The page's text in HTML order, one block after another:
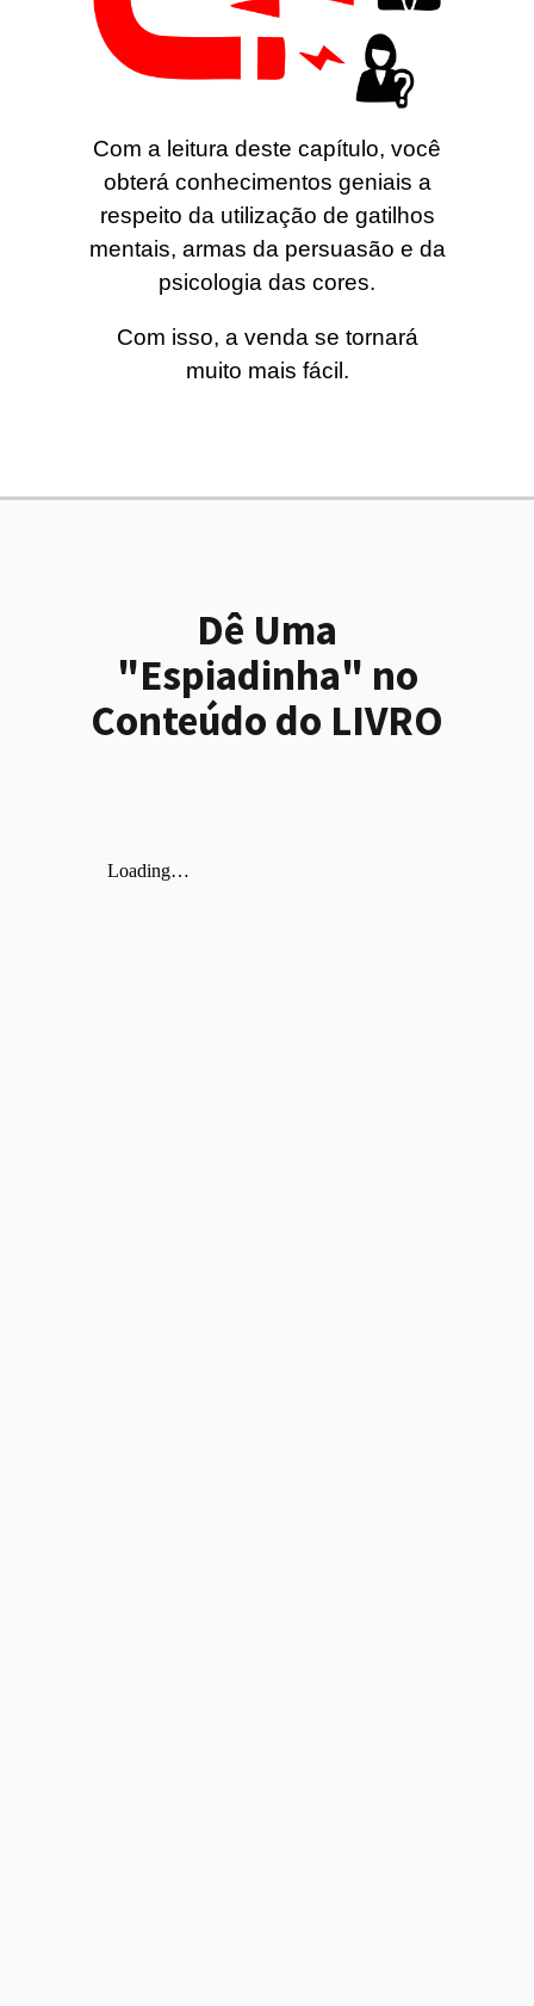
Com a leitura deste capítulo, você
obterá conhecimentos geniais a
respeito da utilização de gatilhos
mentais, armas da persuasão e da
psicologia das cores.
Com isso, a venda se tornará
muito mais fácil.
Dê Uma
"Espiadinha" no
Conteúdo do LIVRO